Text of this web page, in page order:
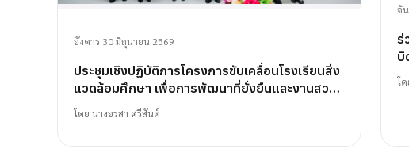
อังคาร 30 มิถุนายน 2569
ประชุมเชิงปฏิบัติการโครงการขับเคลื่อนโรงเรียนสิ่ง
แวดล้อมศึกษา เพื่อการพัฒนาที่ยั่งยืนและงานสวน
พฤกษศาสตร์โรงเรียน
โดย นางอรสา ศรีสันต์
จั
ร่
บิ
โ